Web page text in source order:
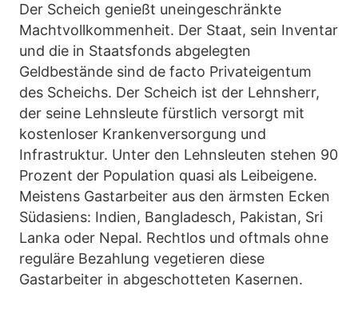
Der Scheich genießt uneingeschränkte
Machtvollkommenheit. Der Staat, sein Inventar
und die in Staatsfonds abgelegten
Geldbestände sind de facto Privateigentum
des Scheichs. Der Scheich ist der Lehnsherr,
der seine Lehnsleute fürstlich versorgt mit
kostenloser Krankenversorgung und
Infrastruktur. Unter den Lehnsleuten stehen 90
Prozent der Population quasi als Leibeigene.
Meistens Gastarbeiter aus den ärmsten Ecken
Südasiens: Indien, Bangladesch, Pakistan, Sri
Lanka oder Nepal. Rechtlos und oftmals ohne
reguläre Bezahlung vegetieren diese
Gastarbeiter in abgeschotteten Kasernen.